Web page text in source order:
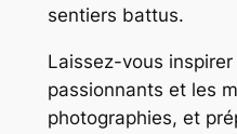
sentiers battus.
Laissez-vous
passionnants et les
photographies, et